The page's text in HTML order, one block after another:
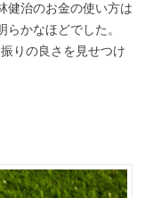
健治のお金の使い方は
かなほどでした。
りの良さを見せつけ